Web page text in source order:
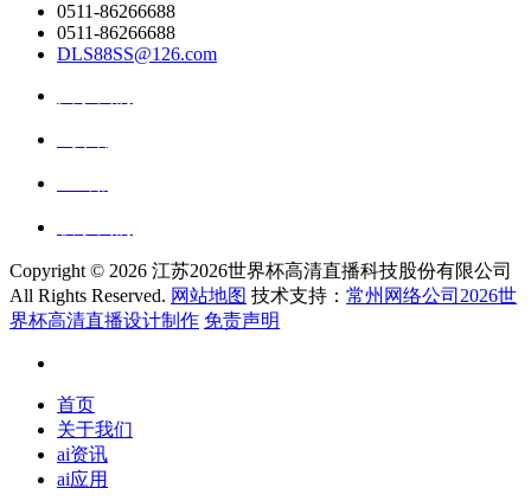
0511-86266688
0511-86266688
DLS88SS@126.com
Copyright © 2026 江苏2026世界杯高清直播科技股份有限公司
All Rights Reserved. 网站地图 技术支持： 常州网络公司2026世
界杯高清直播设计制作 免责声明
首页
关于我们
ai资讯
ai应用